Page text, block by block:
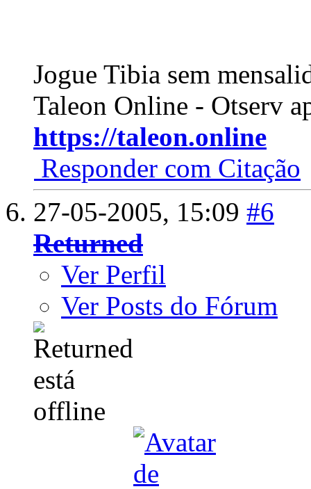
Jogue Tibia sem
Taleon Online - Otserv
https://taleon.online
Responder com Citação
27-05-2005, 15:09 #6
Returned
Ver Perfil
Ver Posts do Fórum